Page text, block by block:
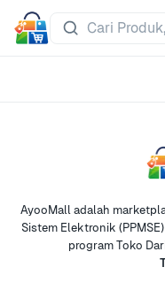
AyooMall adalah
Sistem Elektronik
program Toko